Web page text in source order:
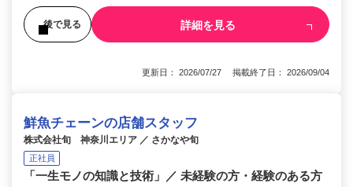
後で見る 詳細を見る
更新日： 2026/07/27 掲載終了日： 2026/09/04
鮮魚チェーンの店舗スタッフ
株式会社旬 神奈川エリア ／ さかなや旬
正社員
「一生モノの知識と技術」／ 未経験の方・経験のある方